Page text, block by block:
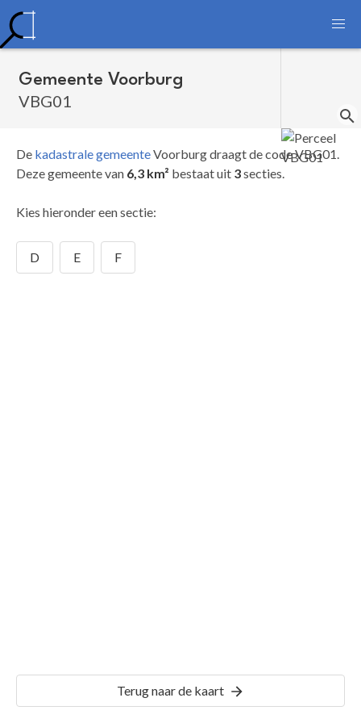
Gemeente Voorburg
VBG01
De kadastrale gemeenteVoorburg draagt de code VBG01.
Deze gemeente van 6,3 km² bestaat uit 3secties.
Kies hieronder een sectie:
D E F
Terug naar de kaart
VBG01